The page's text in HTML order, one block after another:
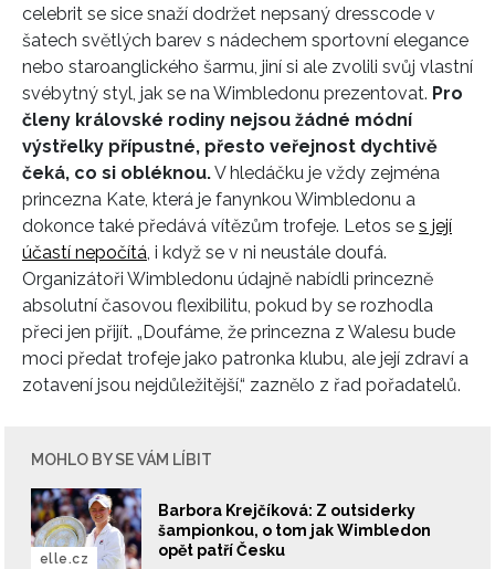
celebrit se sice snaží dodržet nepsaný dresscode v
šatech světlých barev s nádechem sportovní elegance
nebo staroanglického šarmu, jiní si ale zvolili svůj vlastní
svébytný styl, jak se na Wimbledonu prezentovat. Pro
členy královské rodiny nejsou žádné módní
výstřelky přípustné, přesto veřejnost dychtivě
čeká, co si obléknou.V hledáčku je vždy zejména
princezna Kate, která je fanynkou Wimbledonu a
dokonce také předává vítězům trofeje. Letos se s její
účastí nepočítá, i když se v ni neustále doufá.
Organizátoři Wimbledonu údajně nabídli princezně
absolutní časovou flexibilitu, pokud by se rozhodla
přeci jen přijít. „Doufáme, že princezna z Walesu bude
moci předat trofeje jako patronka klubu, ale její zdraví a
zotavení jsou nejdůležitější,“ zaznělo z řad pořadatelů.
MOHLO BY SE VÁM LÍBIT
Barbora Krejčíková: Z outsiderky
šampionkou, o tom jak Wimbledon
opět patří Česku
elle.cz